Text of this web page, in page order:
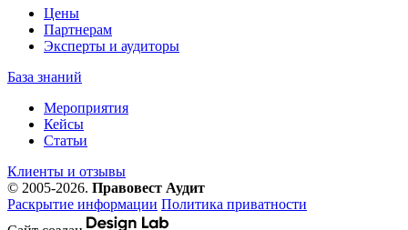
Цены
Партнерам
Эксперты и аудиторы
База знаний
Мероприятия
Кейсы
Статьи
Клиенты и отзывы
© 2005-2026. Правовест Аудит
Раскрытие информации Политика приватности